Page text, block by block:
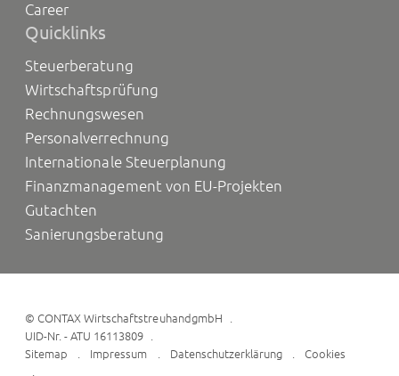
Career
Quicklinks
Steuerberatung
Wirtschaftsprüfung
Rechnungswesen
Personalverrechnung
Internationale Steuerplanung
Finanzmanagement von EU-Projekten
Gutachten
Sanierungsberatung
©CONTAX WirtschaftstreuhandgmbH
UID-Nr. - ATU 16113809
Sitemap
Impressum Datenschutzerklärung Cookies